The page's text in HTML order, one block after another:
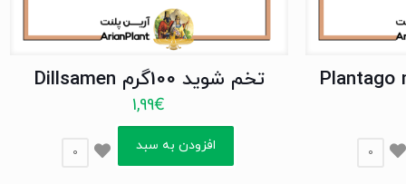
0
تخم شوید 100گرم Dillsamen
1,99€
افزودن به سبد 0